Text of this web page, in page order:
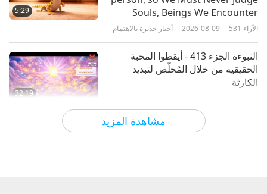
2026-03-30
مشاهدة المزيد
5:29
Souls, Beings We Encounter
أخبار جديرة بالاهتمام 2026-08-09 531 الآراء
32:19
النبوءة الجزء 413 - أيقظوا المحبة
الحقيقية من خلال المُخلّص لتبديد
الكارثة
سلسلة متعددة الأجزاء حول لتنبؤات القديمة الخاصة
بكوكبنا
2026-08-09
32:43